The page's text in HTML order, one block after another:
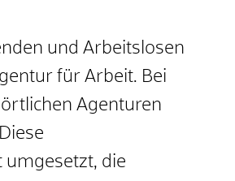
und Arbeitslosen
für Arbeit. Bei
Agenturen
umgesetzt, die